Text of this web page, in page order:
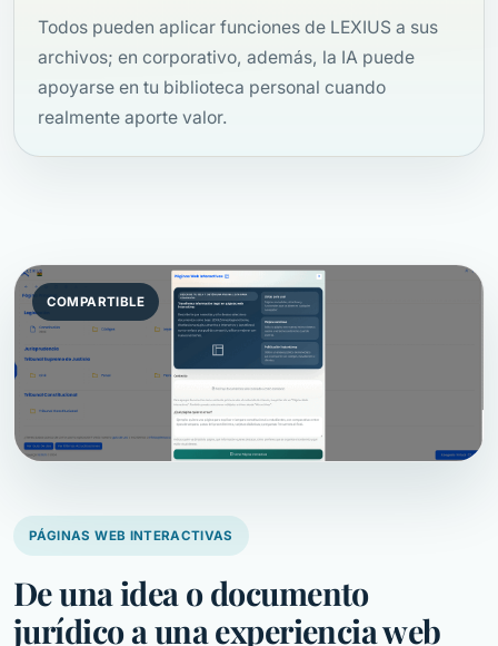
Todos pueden aplicar funciones de LEXIUS a sus
archivos; en corporativo, además, la IA puede
apoyarse en tu biblioteca personal cuando
realmente aporte valor.
COMPARTIBLE
PÁGINAS WEB INTERACTIVAS
De una idea o documento
jurídico a una experiencia web